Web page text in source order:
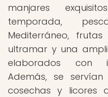
manjares
temporada,
Mediterráneo,
ultramar y una
elaborados con
Además, se
cosechas y licores